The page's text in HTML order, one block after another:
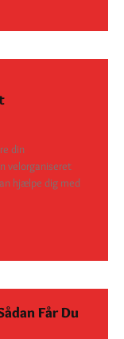
din
velorganiseret
hjælpe dig med
Får Du